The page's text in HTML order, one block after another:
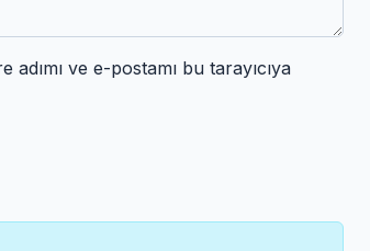
ve e-postamı bu tarayıcıya